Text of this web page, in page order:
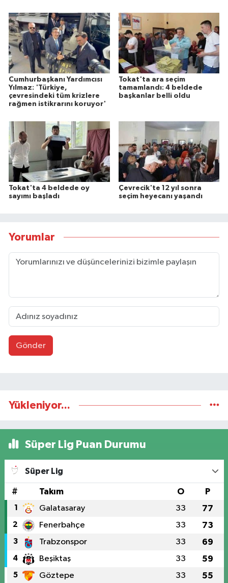
Cumhurbaşkanı Yardımcısı
Yılmaz: 'Türkiye,
çevresindeki tüm krizlere
rağmen istikrarını koruyor'
Tokat'ta ara seçim
tamamlandı: 4 beldede
başkanlar belli oldu
Tokat'ta 4 beldede oy
sayımı başladı
Çevrecik'te 12 yıl sonra
seçim heyecanı yaşandı
Yorumlar
Gönder
Yükleniyor...
Süper Lig Puan Durumu
Süper Lig
# Takım O P
1 Galatasaray 33 77
2 Fenerbahçe 33 73
3 Trabzonspor 33 69
4 Beşiktaş 33 59
5 Göztepe 33 55